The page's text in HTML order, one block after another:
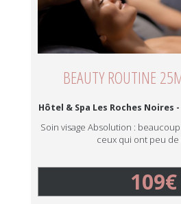
BEAUTY ROUTINE
Hôtel & Spa Les Roches Noires
Soin visage Absolution :
ceux qui ont peu de
109€